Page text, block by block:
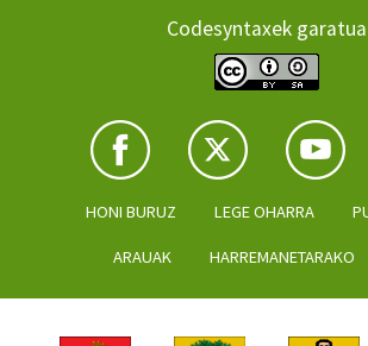
Codesyntaxek garatua
HONI BURUZ LEGE OHARRA
ARAUAK HARREMANETARAKO